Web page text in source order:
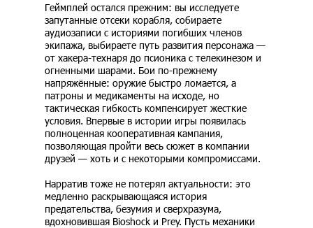
Геймплей остался прежним: вы исследуете
запутанные отсеки корабля, собираете
аудиозаписи с историями погибших членов
экипажа, выбираете путь развития персонажа —
от хакера-технаря до псионика с телекинезом и
огненными шарами. Бои по-прежнему
напряжённые: оружие быстро ломается, а
патроны и медикаменты на исходе, но
тактическая гибкость компенсирует жесткие
условия. Впервые в истории игры появилась
полноценная кооперативная кампания,
позволяющая пройти весь сюжет в компании
друзей — хоть и с некоторыми компромиссами.
Нарратив тоже не потерял актуальности: это
медленно раскрывающаяся история
предательства, безумия и сверхразума,
вдохновившая Bioshock и Prey. Пусть механики